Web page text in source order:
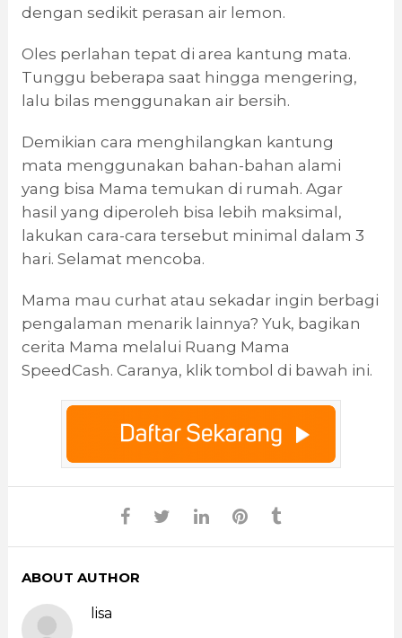
dengan sedikit perasan air lemon.
Oles perlahan tepat di area kantung mata.
Tunggu beberapa saat hingga mengering,
lalu bilas menggunakan air bersih.
Demikian cara menghilangkan kantung
mata menggunakan bahan-bahan alami
yang bisa Mama temukan di rumah. Agar
hasil yang diperoleh bisa lebih maksimal,
lakukan cara-cara tersebut minimal dalam 3
hari. Selamat mencoba.
Mama mau curhat atau sekadar ingin berbagi
pengalaman menarik lainnya? Yuk, bagikan
cerita Mama melalui Ruang Mama
SpeedCash. Caranya, klik tombol di bawah ini.
ABOUT AUTHOR
lisa